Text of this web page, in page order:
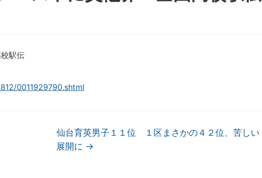
駅伝
0011929790.shtml
仙台育英男子１１位 １区まさかの４２位、苦しい
展開に →